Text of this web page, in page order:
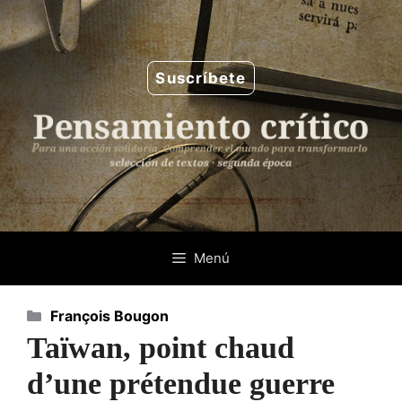
Saltar
al
contenido
Suscríbete
Menú
Taïwan, point chaud
d’une prétendue guerre
Categorías
François Bougon